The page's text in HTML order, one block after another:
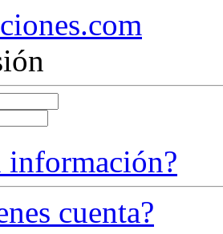
información?
cuenta?